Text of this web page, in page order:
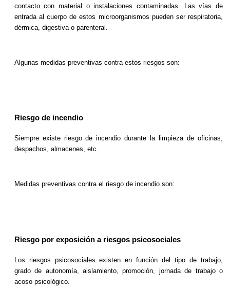
contacto con material o instalaciones contaminadas. Las vías de
entrada al cuerpo de estos microorganismos pueden ser respiratoria,
dérmica, digestiva o parenteral.
Algunas medidas preventivas contra estos riesgos son:
Riesgo de incendio
Siempre existe riesgo de incendio durante la limpieza de oficinas,
despachos, almacenes, etc.
Medidas preventivas contra el riesgo de incendio son:
Riesgo por exposición a riesgos psicosociales
Los riesgos psicosociales existen en función del tipo de trabajo,
grado de autonomía, aislamiento, promoción, jornada de trabajo o
acoso psicológico.